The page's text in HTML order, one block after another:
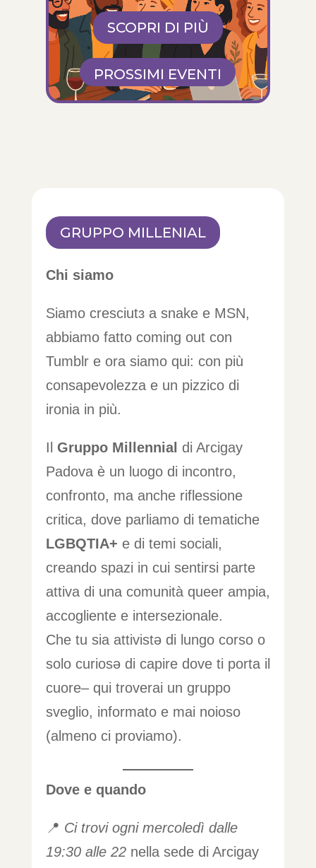
SCOPRI DI PIÙ
PROSSIMI EVENTI
GRUPPO MILLENIAL
Chi siamo
Siamo cresciutɜ a snake e MSN,
abbiamo fatto coming out con
Tumblr e ora siamo qui: con più
consapevolezza e un pizzico di
ironia in più.
Il Gruppo Millennial di Arcigay
Padova è un luogo di incontro,
confronto, ma anche riflessione
critica, dove parliamo di tematiche
LGBQTIA+ e di temi sociali,
creando spazi in cui sentirsi parte
attiva di una comunità queer ampia,
accogliente e intersezionale.
Che tu sia attivistə di lungo corso o
solo curiosə di capire dove ti porta il
cuore– qui troverai un gruppo
sveglio, informato e mai noioso
(almeno ci proviamo).
Dove e quando
📍 Ci trovi ogni mercoledì dalle
19:30 alle 22nella sede di Arcigay